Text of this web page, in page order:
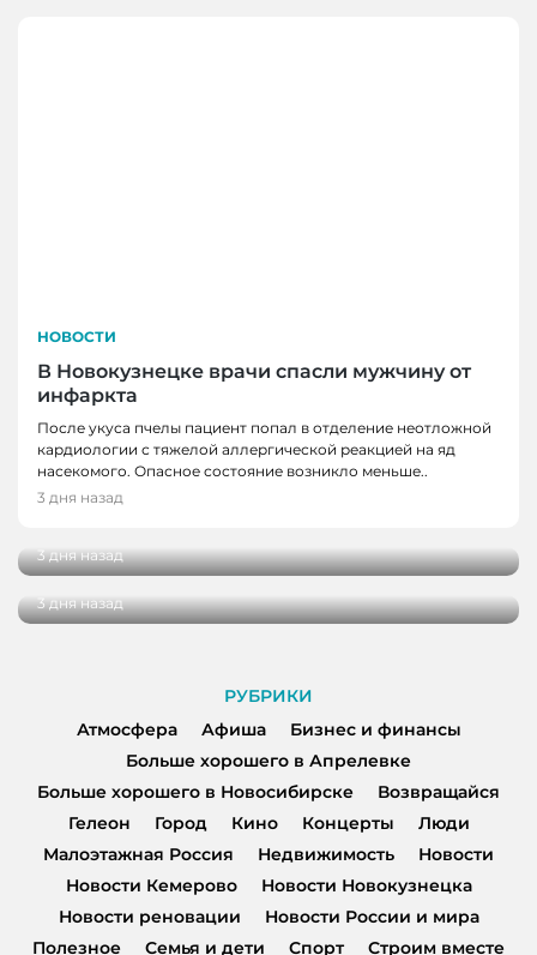
НОВОСТИ
В Новокузнецке врачи спасли мужчину от
инфаркта
После укуса пчелы пациент попал в отделение неотложной
кардиологии с тяжелой аллергической реакцией на яд
насекомого. Опасное состояние возникло меньше..
3 дня назад
НОВОСТИ
Школьные укрытия Кемерова проверяют
3 дня назад
НОВОСТИ, НОВОСТИ КЕМЕРОВО
останавливаться в деревне Красная
3 дня назад
РУБРИКИ
Атмосфера
Афиша
Бизнес и финансы
Больше хорошего в Апрелевке
Больше хорошего в Новосибирске
Возвращайся
Гелеон
Город Кино Концерты
Люди
Малоэтажная Россия
Недвижимость
Новости
Новости Кемерово
Новости Новокузнецка
Новости реновации
Новости России и мира
Полезное
Семья и дети Спорт
Строим вместе